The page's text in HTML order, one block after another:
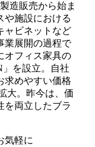
造販売から始ま
や施設における
ャビネットなど
業展開の過程で
オフィス家具の
」を設立。自社
求めやすい価格
大。昨今は、価
を両立したブラ
気軽に